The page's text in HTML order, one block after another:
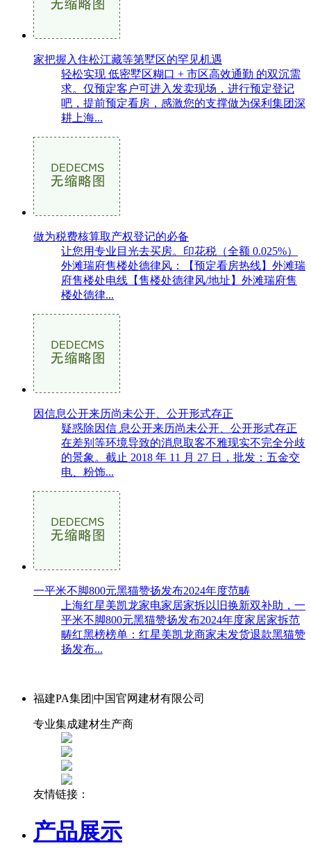
家把握入住松江藏等第墅区的罕见机遇
轻松实现 低密墅区糊口 + 市区高效通勤 的双沉需
求。仅预定客户可进入发卖现场，进行预定登记
吧，提前预定看房，感激您的支撑做为保利集团深
耕上海...
做为税费核算取产权登记的必备
让您用专业目光去买房。印花税（全额 0.025%）
外滩瑞府售楼处德律风：【预定看房热线】外滩瑞
府售楼处电线【售楼处德律风/地址】外滩瑞府售
楼处德律...
因信息公开来历尚未公开、公开形式存正
疑惑除因信 息公开来历尚未公开、公开形式存正
在差别等环境导致的消息取客不雅现实不完全分歧
的景象。截止 2018 年 11 月 27 日，批发：五金交
电、粉饰...
一平米不脚800元黑猫赞扬发布2024年度范畴
上海红星美凯龙家电家居家拆以旧换新双补助，一
平米不脚800元黑猫赞扬发布2024年度家居家拆范
畴红黑榜榜单：红星美凯龙商家未发货退款黑猫赞
扬发布...
福建PA集团|中国官网建材有限公司
专业集成建材生产商
友情链接：
产品展示